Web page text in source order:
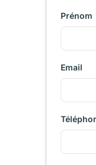
Prénom
Email